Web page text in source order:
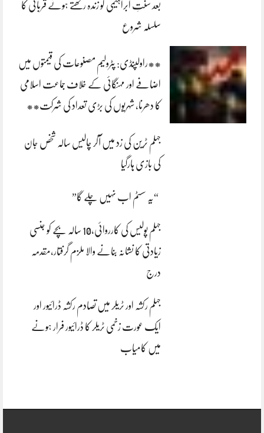
بعد سنتِ ابراہیمی کو زندہ رکھتے ہوئے قربانی کا
سلسلہ شروع
**راولپنڈی: پٹرولیم مصنوعات کی قیمتوں میں
اضافے اور مہنگائی کے خلاف جماعت اسلامی
کا دھرنا، شہریوں کی بڑی تعداد کی شرکت**
جہلم ٹرین کی زد میں آکر چالیس سالہ شخص جان
کی بازی ہارگیا
“یہ سسٹم اب نہیں چلے گا”
جہلم پولیس کی کارروائی،10 سالہ بچے کو جنسی
زیادتی کا نشانہ بنانے والا ملزم گرفتار،مقدمہ
درج
جہلم رکشہ اور ٹریلر میں تصادم رکشہ ڈرائیور اور
ایک عورت زخمی ٹریلر کا ڈرائیور فرار ہونے
میں کامیاب